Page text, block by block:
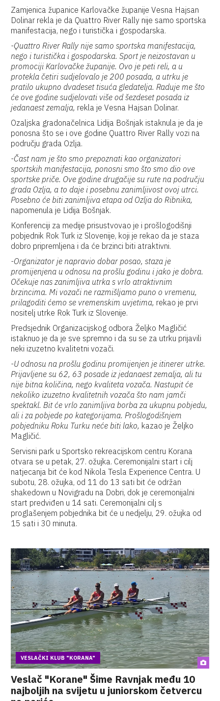
Zamjenica županice Karlovačke županije Vesna Hajsan
Dolinar rekla je da Quattro River Rally nije samo sportska
manifestacija, nego i turistička i gospodarska.
-Quattro River Rally nije samo sportska manifestacija,
nego i turistička i gospodarska. Sport je neizostavan u
promociji Karlovačke županije. Ovo je peti reli, a u
protekla četiri sudjelovalo je 200 posada, a utrku je
pratilo ukupno dvadeset tisuća gledatelja. Raduje me što
će ove godine sudjelovati više od šezdeset posada iz
jedanaest zemalja, rekla je Vesna Hajsan Dolinar.
Ozaljska gradonačelnica Lidija Bošnjak istaknula je da je
ponosna što se i ove godine Quattro River Rally vozi na
području grada Ozlja.
-Čast nam je što smo prepoznati kao organizatori
sportskih manifestacija, ponosni smo što smo dio ove
sportske priče. Ove godine drugačije su rute na području
grada Ozlja, a to daje i posebnu zanimljivost ovoj utrci.
Posebno će biti zanimljiva etapa od Ozlja do Ribnika,
napomenula je Lidija Bošnjak.
Konferenciji za medije prisustvovao je i prošlogodišnji
pobjednik Rok Turk iz Slovenije, koji je rekao da je staza
dobro pripremljena i da će brzinci biti atraktivni.
-Organizator je napravio dobar posao, staza je
promijenjena u odnosu na prošlu godinu i jako je dobra.
Očekuje nas zanimljiva utrka s vrlo atraktivnim
brzincima. Mi vozači ne razmišljamo puno o vremenu,
prilagoditi ćemo se vremenskim uvjetima, rekao je prvi
nositelj utrke Rok Turk iz Slovenije.
Predsjednik Organizacijskog odbora Željko Magličić
istaknuo je da je sve spremno i da su se za utrku prijavili
neki izuzetno kvalitetni vozači.
-U odnosu na prošlu godinu promijenjen je itinerer utrke.
Prijavljene su 62, 63 posade iz jedanaest zemalja, ali tu
nije bitna količina, nego kvaliteta vozača. Nastupit će
nekoliko izuzetno kvalitetnih vozača što nam jamči
spektakl. Bit će vrlo zanimljiva borba za ukupnu pobjedu,
ali i za pobjede po kategorijama. Prošlogodišnjem
pobjedniku Roku Turku neće biti lako, kazao je Željko
Magličić.
Servisni park u Sportsko rekreacijskom centru Korana
otvara se u petak, 27. ožujka. Ceremonijalni start i cilj
natjecanja bit će kod Nikola Tesla Experience Centra. U
subotu, 28. ožujka, od 11 do 13 sati bit će održan
shakedown u Novigradu na Dobri, dok je ceremonijalni
start predviđen u 14 sati. Ceremonijalni cilj s
proglašenjem pobjednika bit će u nedjelju, 29. ožujka od
15 sati i 30 minuta.
VESLAČKI KLUB "KORANA"
Veslač "Korane" Šime Ravnjak među 10
najboljih na svijetu u juniorskom četvercu